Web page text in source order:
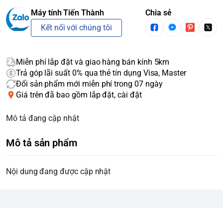
Máy tính Tiến Thành
Kết nối với chúng tôi
Chia sẻ
Miễn phí lắp đặt và giao hàng bán kính 5km
Trả góp lãi suất 0% qua thẻ tín dụng Visa, Master
Đổi sản phẩm mới miễn phí trong 07 ngày
Giá trên đã bao gồm lắp đặt, cài đặt
Mô tả đang cập nhật
Mô tả sản phẩm
Nội dung đang được cập nhật